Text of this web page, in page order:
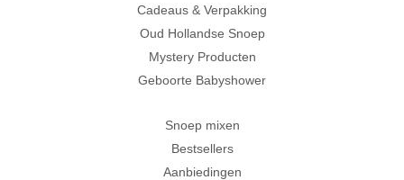
Cadeaus & Verpakking
Oud Hollandse Snoep
Mystery Producten
Geboorte Babyshower
Snoep mixen
Bestsellers
Aanbiedingen